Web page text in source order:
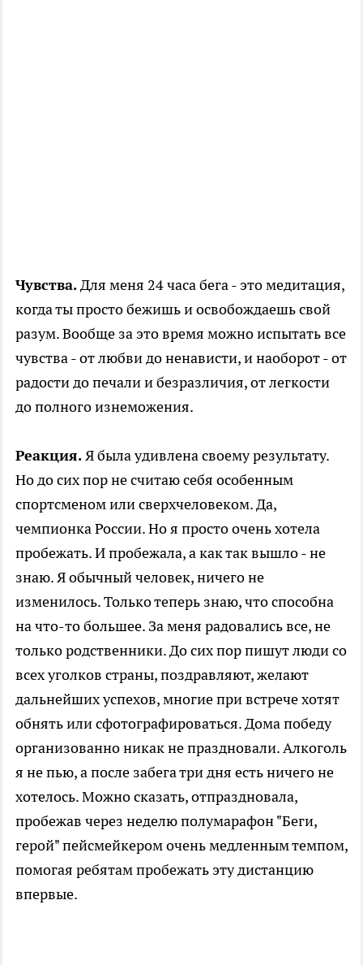
Чувства.Для меня 24 часа бега - это медитация,
когда ты просто бежишь и освобождаешь свой
разум. Вообще за это время можно испытать все
чувства - от любви до ненависти, и наоборот - от
радости до печали и безразличия, от легкости
до полного изнеможения.
Реакция.Я была удивлена своему результату.
Но до сих пор не считаю себя особенным
спортсменом или сверхчеловеком. Да,
чемпионка России. Но я просто очень хотела
пробежать. И пробежала, а как так вышло - не
знаю. Я обычный человек, ничего не
изменилось. Только теперь знаю, что способна
на что-то большее. За меня радовались все, не
только родственники. До сих пор пишут люди со
всех уголков страны, поздравляют, желают
дальнейших успехов, многие при встрече хотят
обнять или сфотографироваться. Дома победу
организованно никак не праздновали. Алкоголь
я не пью, а после забега три дня есть ничего не
хотелось. Можно сказать, отпраздновала,
пробежав через неделю полумарафон "Беги,
герой" пейсмейкером очень медленным темпом,
помогая ребятам пробежать эту дистанцию
впервые.